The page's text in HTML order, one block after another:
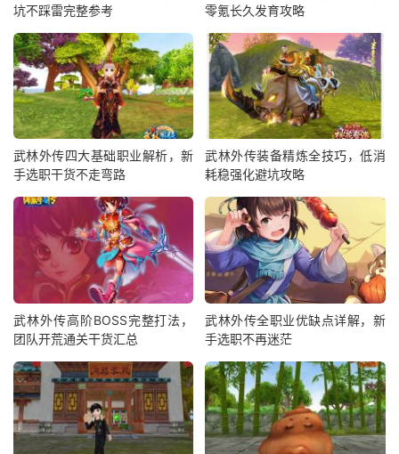
坑不踩雷完整参考
零氪长久发育攻略
武林外传四大基础职业解析，新
手选职干货不走弯路
武林外传装备精炼全技巧，低消
耗稳强化避坑攻略
武林外传高阶BOSS完整打法，
团队开荒通关干货汇总
武林外传全职业优缺点详解，新
手选职不再迷茫